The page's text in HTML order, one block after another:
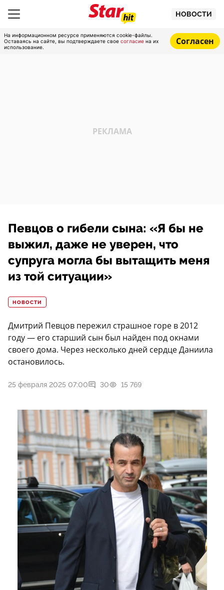
НОВОСТИ
На информационном ресурсе применяются cookie-файлы.
Оставаясь на сайте, вы подтверждаете свое согласие на их
использование.
Согласен
Певцов о гибели сына: «Я бы не
выжил, даже не уверен, что
супруга могла бы вытащить меня
из той ситуации»
НОВОСТИ
Дмитрий Певцов пережил страшное горе в 2012
году — его старший сын был найден под окнами
своего дома. Через несколько дней сердце Даниила
остановилось.
25 февраля 2025 07:00 30 15 769